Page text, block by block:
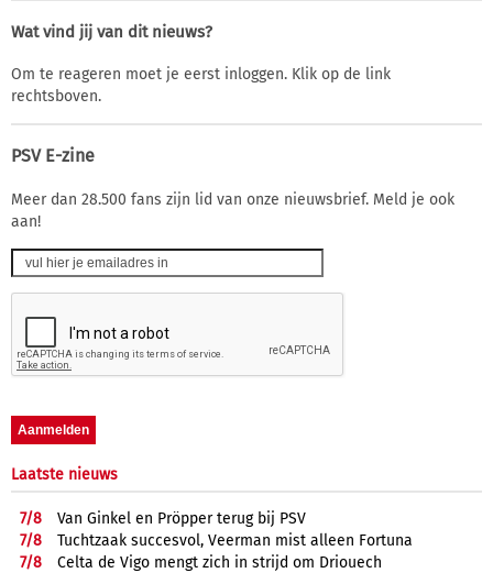
Wat vind jij van dit nieuws?
Om te reageren moet je eerst inloggen. Klik op de link
rechtsboven.
PSV E-zine
Meer dan 28.500 fans zijn lid van onze nieuwsbrief. Meld je ook
aan!
Laatste nieuws
7/8
Van Ginkel en Pröpper terug bij PSV
7/8
Tuchtzaak succesvol, Veerman mist alleen Fortuna
7/8
Celta de Vigo mengt zich in strijd om Driouech